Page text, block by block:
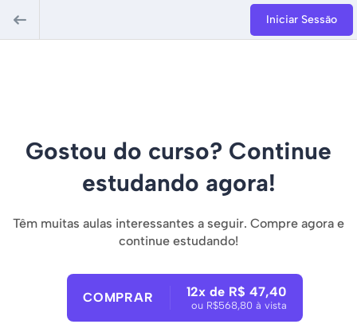
Iniciar Sessão
Gostou do curso? Continue
estudando agora!
Têm muitas aulas interessantes a seguir. Compre agora e
continue estudando!
COMPRAR 12x de R$ 47,40
ou R$568,80 à vista